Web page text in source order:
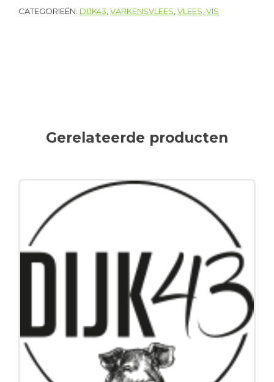
CATEGORIEËN: DIJK43 VARKENSVLEES VLEES, VIS
Gerelateerde producten